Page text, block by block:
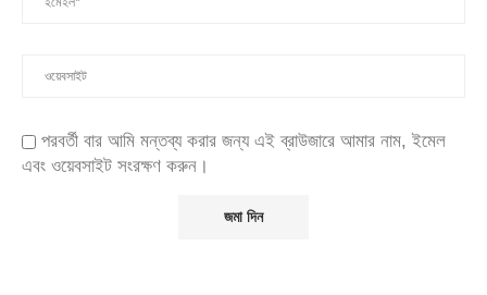
পরবর্তী বার আমি মন্তব্য করার জন্য এই ব্রাউজারে আমার নাম, ইমেল
এবং ওয়েবসাইট সংরক্ষণ করুন।